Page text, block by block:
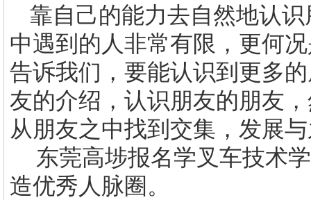
靠自己的能力去自然地认
中遇到的人非常有限，更何
告诉我们，要能认识到更多
友的介绍，认识朋友的朋友
从朋友之中找到交集，发展
东莞高埗报名学叉车技术
造优秀人脉圈。